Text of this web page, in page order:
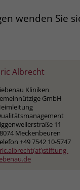
wenden Sie
Albrecht
Kliniken
GmbH
11
Meckenbeuren
+49 7542 10-5747
Zweck
Name